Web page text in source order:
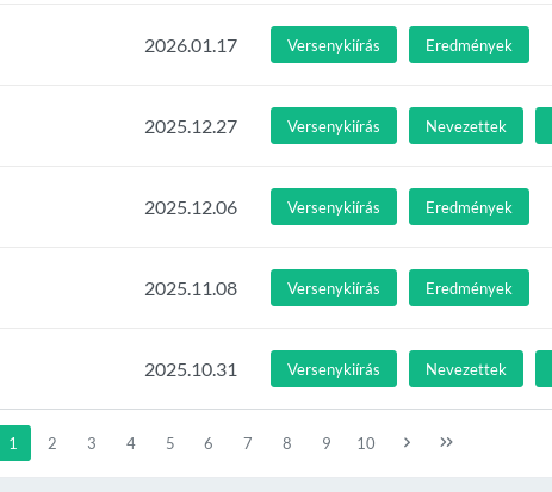
2026.01.17 Versenykiírás Eredmények
2025.12.27 Versenykiírás Nevezettek
2025.12.06 Versenykiírás Eredmények
2025.11.08 Versenykiírás Eredmények
2025.10.31 Versenykiírás Nevezettek
1 2 3 4 5 6 7 8 9 10